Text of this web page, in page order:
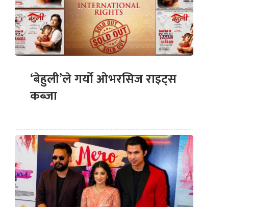
‘बेहुली’ले गर्यो ओभरसिज राइट्स
कब्जा